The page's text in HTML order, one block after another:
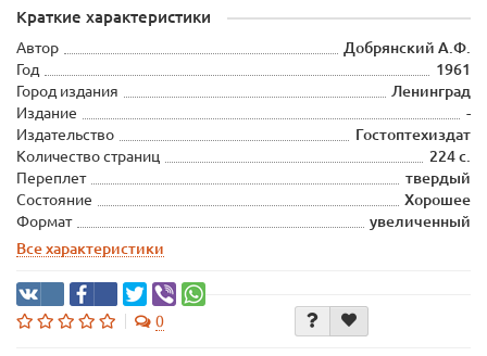
Краткие характеристики
Автор
Добрянский А.Ф.
Год
1961
Город издания
Ленинград
Издание
-
Издательство
Гостоптехиздат
Количество страниц
224 с.
Переплет
твердый
Состояние
Хорошее
Формат
увеличенный
Все характеристики
0